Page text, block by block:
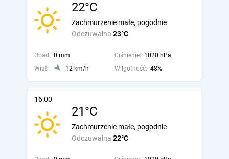
22°C
Odczuwalna 23°C
Zachmurzenie małe, pogodnie
Opad: 0 mm Ciśnienie: 1020 hPa
Wiatr:
12 km/h Wilgotność: 48%
16:00
21°C
Odczuwalna 22°C
Zachmurzenie małe, pogodnie